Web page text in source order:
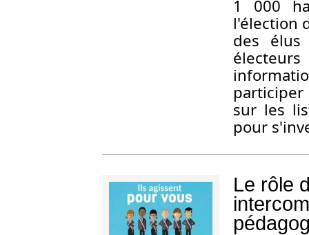
1 000
l'élection
des élus
sur les
pour
Le rôle